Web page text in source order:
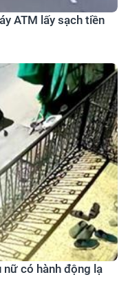
ATM lấy sạch tiền
có hành động lạ